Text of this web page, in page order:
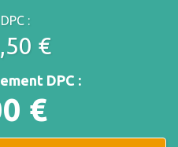
:
,50 €
DPC :
€